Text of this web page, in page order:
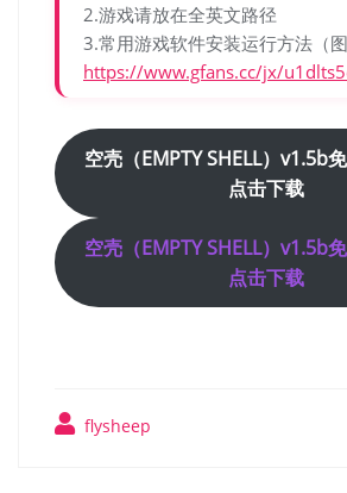
2.游戏请放在全英文路径
3.常用游戏软件安装运行方法（
https://www.gfans.cc/jx/
空壳（EMPTY SHELL）v1.5b
点击下载
空壳（EMPTY SHELL）v1.5b
点击下载
flysheep